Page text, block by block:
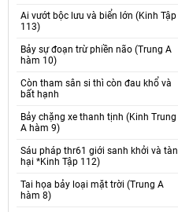
Ai vướt bộc lưu và biển lớn (Kinh Tập
113)
Bảy sự đoạn trừ phiền não (Trung A
hàm 10)
Còn tham sân si thì còn đau khổ và
bất hạnh
Bảy chặng xe thanh tịnh (Kinh Trung
A hàm 9)
Sáu pháp thr61 giới sanh khởi và tàn
hại *Kinh Tập 112)
Tai họa bảy loại mặt trời (Trung A
hàm 8)